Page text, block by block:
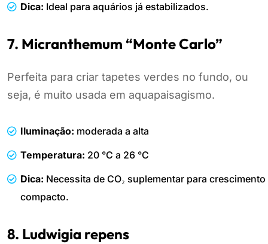
Dica: Ideal para aquários já estabilizados.
7. Micranthemum “Monte Carlo”
Perfeita para criar tapetes verdes no fundo, ou
seja, é muito usada em aquapaisagismo.
Iluminação: moderada a alta
Temperatura: 20 °C a 26 °C
Dica: Necessita de CO₂ suplementar para crescimento
compacto.
8. Ludwigia repens